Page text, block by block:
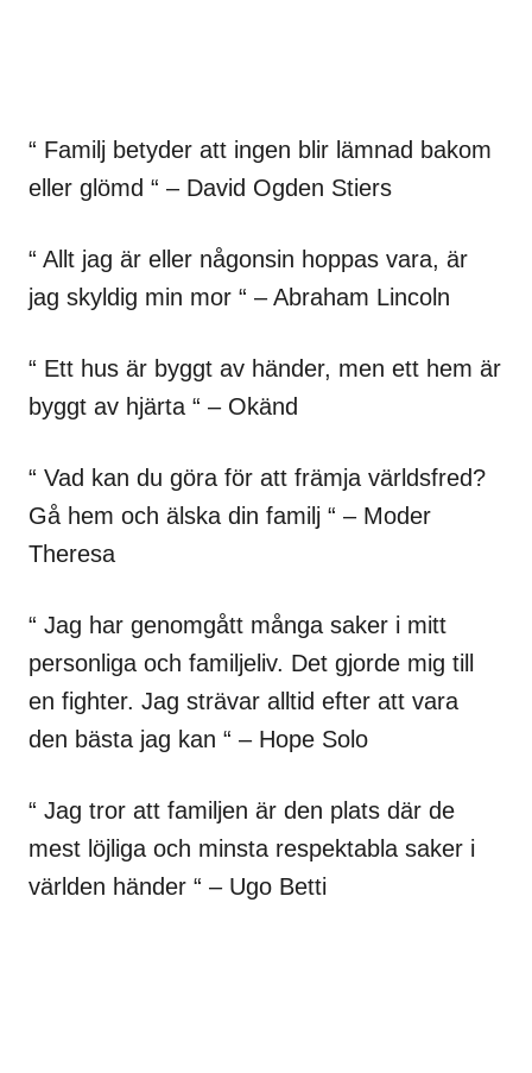
“ Familj betyder att ingen blir lämnad bakom
eller glömd “ – David Ogden Stiers
“ Allt jag är eller någonsin hoppas vara, är
jag skyldig min mor “ – Abraham Lincoln
“ Ett hus är byggt av händer, men ett hem är
byggt av hjärta “ – Okänd
“ Vad kan du göra för att främja världsfred?
Gå hem och älska din familj “ – Moder
Theresa
“ Jag har genomgått många saker i mitt
personliga och familjeliv. Det gjorde mig till
en fighter. Jag strävar alltid efter att vara
den bästa jag kan “ – Hope Solo
“ Jag tror att familjen är den plats där de
mest löjliga och minsta respektabla saker i
världen händer “ – Ugo Betti